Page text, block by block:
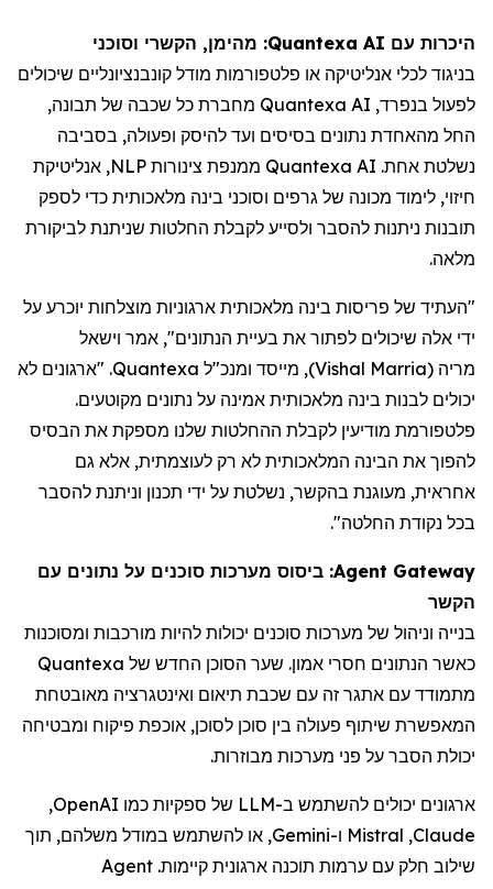
היכרות עם Quantexa AI: מהימן, הקשרי וסוכני
בניגוד לכלי אנליטיקה או פלטפורמות מודל קונבנציונליים שיכולים
לפעול בנפרד, Quantexa AI מחברת כל שכבה של תבונה,
החל מהאחדת נתונים בסיסים ועד להיסק ופעולה, בסביבה
נשלטת אחת. Quantexa AI ממנפת צינורות NLP, אנליטיקת
חיזוי, לימוד מכונה של גרפים וסוכני בינה מלאכותית כדי לספק
תובנות ניתנות להסבר ולסייע לקבלת החלטות שניתנת לביקורת
מלאה.
"העתיד של פריסות בינה מלאכותית ארגוניות מוצלחות יוכרע על
ידי אלה שיכולים לפתור את בעיית הנתונים", אמר וישאל
מריה (
Vishal Marria
)
, מייסד ומנכ"ל Quantexa. "ארגונים לא
יכולים לבנות בינה מלאכותית אמינה על נתונים מקוטעים.
פלטפורמת מודיעין לקבלת ההחלטות שלנו מספקת את הבסיס
להפוך את הבינה המלאכותית לא רק לעוצמתית, אלא גם
אחראית, מעוגנת בהקשר, נשלטת על ידי תכנון וניתנת להסבר
בכל נקודת החלטה".
Agent Gateway: ביסוס מערכות סוכנים על נתונים עם
הקשר
בנייה וניהול של מערכות סוכנים יכולות להיות מורכבות ומסוכנות
כאשר הנתונים חסרי אמון. שער הסוכן החדש של Quantexa
מתמודד עם אתגר זה עם שכבת תיאום ואינטגרציה מאובטחת
המאפשרת שיתוף פעולה בין סוכן לסוכן, אוכפת פיקוח ומבטיחה
יכולת הסבר על פני מערכות מבוזרות.
ארגונים יכולים להשתמש ב-LLM של ספקיות כמו OpenAI
,
Claude
,
Mistral ו-Gemini, או להשתמש במודל משלהם, תוך
שילוב חלק עם ערמות תוכנה ארגונית קיימות.
Agent